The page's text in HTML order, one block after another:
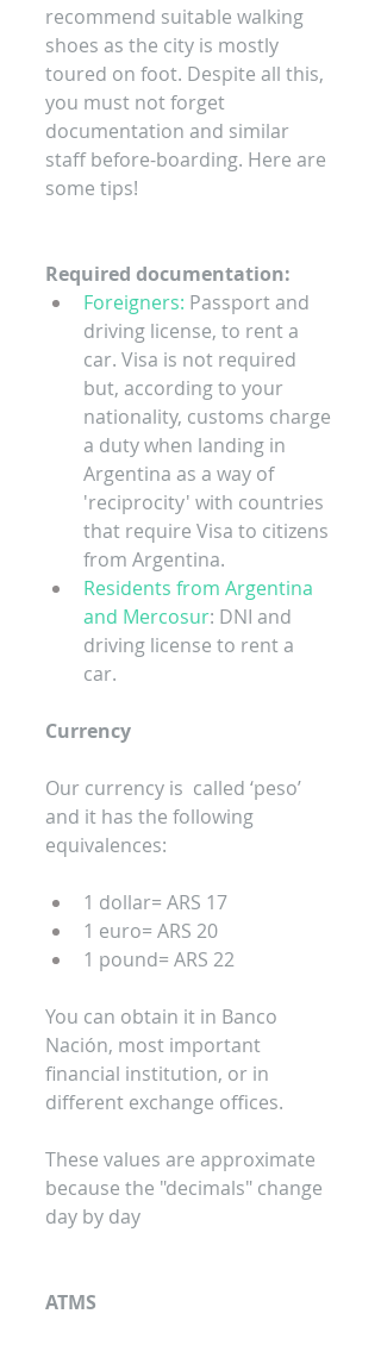
recommend suitable walking
shoes as the city is mostly
toured on foot. Despite all this,
you must not forget
documentation and similar
staff before-boarding. Here are
some tips!
Required documentation:
Foreigners: Passport and
driving license, to rent a
car.​ Visa is not required
but, according to your
nationality, customs charge
a duty when landing in
Argentina as a way of
'reciprocity' with countries
that require Visa to citizens
from Argentina.
Residents from Argentina
and Mercosur: DNI and
driving license to rent a
car.
Currency
Our currency is  called ‘peso’
and it has the following
equivalences:
1 dollar= ARS 17
1 euro= ARS 20
1 pound= ARS 22
You can obtain it in Banco
Nación, most important
financial institution, or in
different exchange offices.
These values are approximate
because the "decimals" change
day by day
ATMS